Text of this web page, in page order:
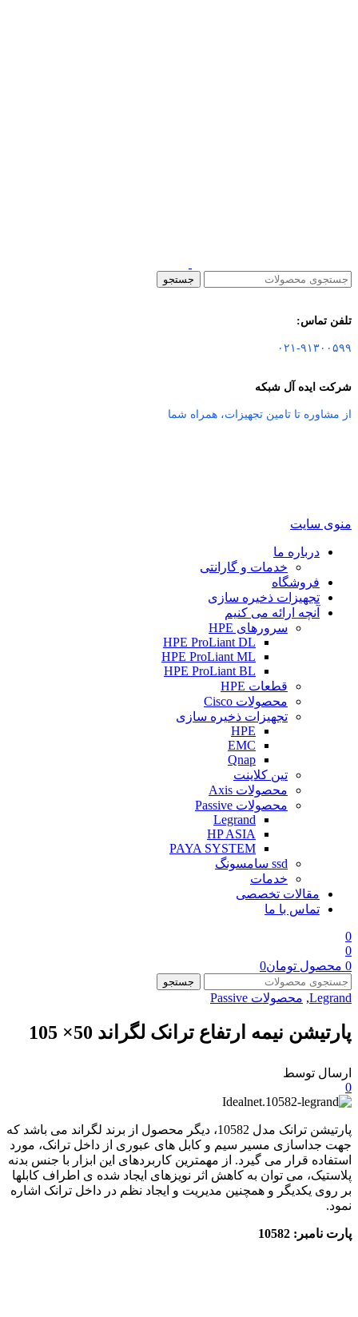
جستجو
تلفن تماس:
۰۲۱-۹۱۳۰۰۵۹۹
شرکت ایده آل شبکه
از مشاوره تا تامین تجهیزات، همراه شما
منوی سایت
درباره ما
خدمات و گارانتی
فروشگاه
تجهیزات ذخیره سازی
آنچه ارائه می کنیم
سرورهای HPE
HPE ProLiant DL
HPE ProLiant ML
HPE ProLiant BL
قطعات HPE
محصولات Cisco
تجهیزات ذخیره سازی
HPE
EMC
Qnap
تین کلاینت
محصولات Axis
محصولات Passive
Legrand
HP ASIA
PAYA SYSTEM
ssd سامسونگ
خدمات
مقالات تخصصی
تماس با ما
0
0
0 محصول تومان0
جستجو
Legrand
, محصولات Passive
پارتیشن نیمه ارتفاع ترانک لگراند 50× 105
ارسال توسط
0
پارتیشن ترانک مدل 10582، دیگر محصول از برند لگراند می باشد که
جهت جداسازی مسیر سیم و کابل های عبوری از داخل ترانک، مورد
استفاده قرار می گیرد. از مهمترین کاربردهای این ابزار با جنس بدنه
پلاستیک، می توان به کاهش اثر نویزهای ایجاد شده ی اطراف کابلها
بر روی یکدیگر و همچنین مدیریت و ایجاد نظم در داخل ترانک اشاره
نمود.
پارت نامبر: 10582